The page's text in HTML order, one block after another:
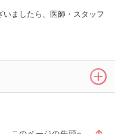
ましたら、医師・スタッフ